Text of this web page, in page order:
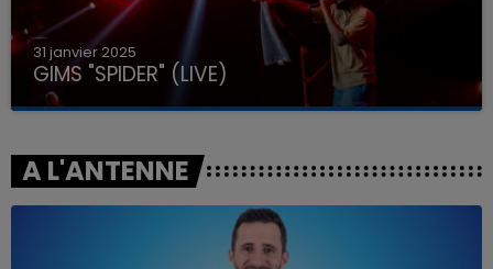
31 janvier 2025
GIMS "SPIDER" (LIVE)
A L'ANTENNE